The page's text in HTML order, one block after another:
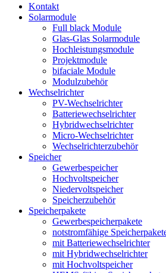
Kontakt
Solarmodule
Full black Module
Glas-Glas Solarmodule
Hochleistungsmodule
Projektmodule
bifaciale Module
Modulzubehör
Wechselrichter
PV-Wechselrichter
Batteriewechselrichter
Hybridwechselrichter
Micro-Wechselrichter
Wechselrichterzubehör
Speicher
Gewerbespeicher
Hochvoltspeicher
Niedervoltspeicher
Speicherzubehör
Speicherpakete
Gewerbespeicherpakete
notstromfähige
mit Batteriewechselrichter
mit Hybridwechselrichter
mit Hochvoltspeicher